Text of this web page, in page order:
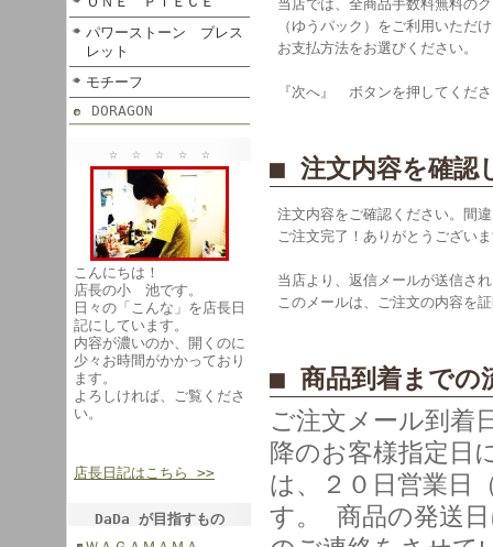
パワーストーン ブレス
レット
モチーフ
DORAGON
☆ ☆ ☆ ☆ ☆
こんにちは！
店長の小 池です。
日々の「こんな」を店長日
記にしています。
内容が濃いのか、開くのに
少々お時間がかかっており
ます。
よろしければ、ご覧くださ
い。
店長日記はこちら >>
DaDa が目指すもの
当店では、全商品手数料無料の
（ゆうパック）をご利用いただ
お支払方法をお選びください。
『次へ』 ボタンを押してくだ
■ 注文内容を確認
注文内容をご確認ください。間
ご注文完了！ありがとうござい
当店より、返信メールが送信さ
このメールは、ご注文の内容を
■ 商品到着までの
ご注文メール到着
降のお客様指定日
は、２０日営業日
す。 商品の発送